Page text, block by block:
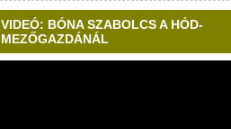
VIDEÓ: BÓNA SZABOLCS A HÓD-
MEZŐGAZDÁNÁL